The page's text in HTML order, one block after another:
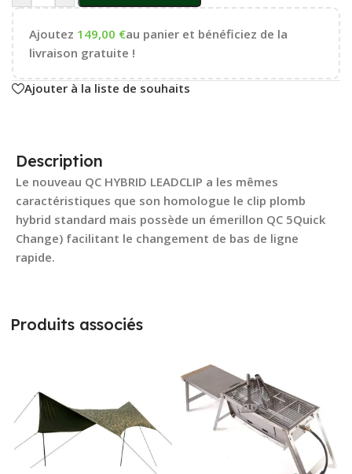
Ajoutez 149,00 €au panier et bénéficiez de la
livraison gratuite !
Ajouter à la liste de souhaits
Description
Le nouveau QC HYBRID LEADCLIP a les mêmes
caractéristiques que son homologue le clip plomb
hybrid standard mais possède un émerillon QC 5Quick
Change) facilitant le changement de bas de ligne
rapide.
Produits associés